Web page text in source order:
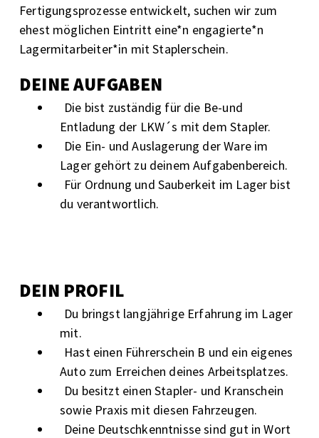
Fertigungsprozesse entwickelt, suchen wir zum
ehest möglichen Eintritt eine*n engagierte*n
Lagermitarbeiter*in mit Staplerschein.
DEINE AUFGABEN
Die bist zuständig für die Be-und
Entladung der LKW´s mit dem Stapler.
Die Ein- und Auslagerung der Ware im
Lager gehört zu deinem Aufgabenbereich.
Für Ordnung und Sauberkeit im Lager bist
du verantwortlich.
DEIN PROFIL
Du bringst langjährige Erfahrung im Lager
mit.
Hast einen Führerschein B und ein eigenes
Auto zum Erreichen deines Arbeitsplatzes.
Du besitzt einen Stapler- und Kranschein
sowie Praxis mit diesen Fahrzeugen.
Deine Deutschkenntnisse sind gut in Wort